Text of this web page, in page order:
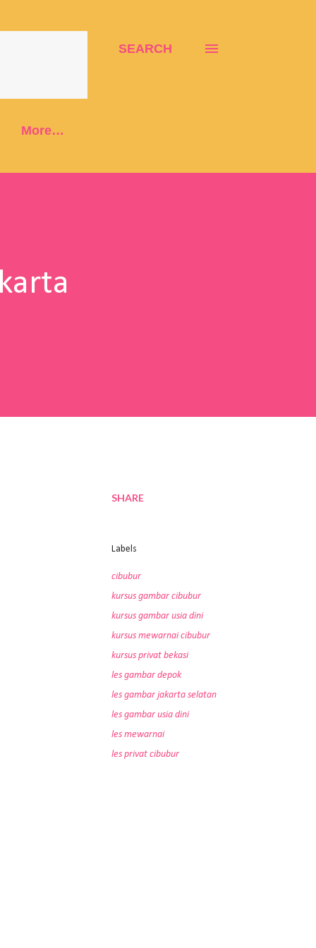
SEARCH
More…
SHARE
Labels
cibubur
kursus gambar cibubur
kursus gambar usia dini
kursus mewarnai cibubur
kursus privat bekasi
les gambar depok
les gambar jakarta selatan
les gambar usia dini
les mewarnai
les privat cibubur